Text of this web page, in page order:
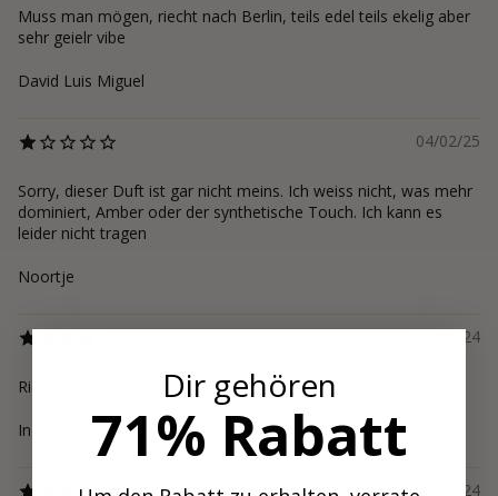
Muss man mögen, riecht nach Berlin, teils edel teils ekelig aber
sehr geielr vibe
David Luis Miguel
04/02/25
Sorry, dieser Duft ist gar nicht meins. Ich weiss nicht, was mehr
dominiert, Amber oder der synthetische Touch. Ich kann es
leider nicht tragen
Noortje
03/05/24
Riecht sehr gut
Inga
27/01/24
Dir gehören
71% Rabatt